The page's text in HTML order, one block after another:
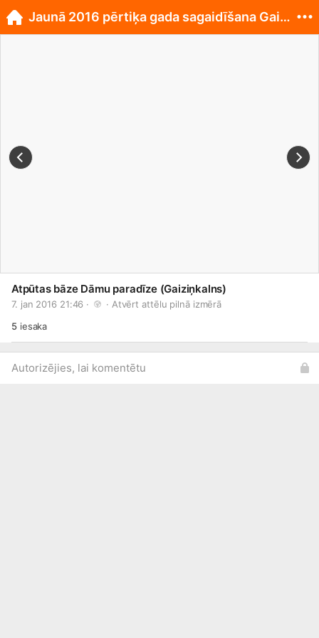
Atpūtas bāze Dāmu paradīze (Gaiziņkalns)
7. jan 2016 21:46 · · Atvērt attēlu pilnā izmērā
5iesaka
Autorizējies, lai komentētu
Jaunā 2016 pērtiķa gada sagaidīšana Gaiziņkalnā